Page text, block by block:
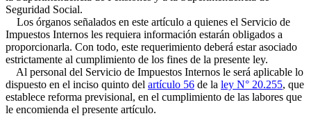
Seguridad Social.
Los órganos señalados en este artículo a quienes el Servicio de
Impuestos Internos les requiera información estarán obligados a
proporcionarla. Con todo, este requerimiento deberá estar asociado
estrictamente al cumplimiento de los fines de la presente ley.
Al personal del Servicio de Impuestos Internos le será aplicable lo
dispuesto en el inciso quinto del artículo 56 de la ley N° 20.255, que
establece reforma previsional, en el cumplimiento de las labores que
le encomienda el presente artículo.